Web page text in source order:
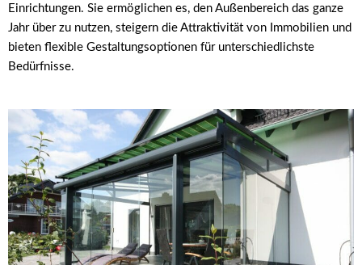
Einrichtungen. Sie ermöglichen es, den Außenbereich das ganze
Jahr über zu nutzen, steigern die Attraktivität von Immobilien und
bieten flexible Gestaltungsoptionen für unterschiedlichste
Bedürfnisse.